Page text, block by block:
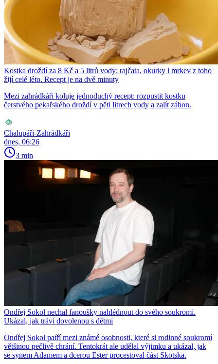
Kostka droždí za 8 Kč a 5 litrů vody: rajčata, okurky i mrkev z toho
žijí celé léto. Recept je na dvě minuty
Mezi zahrádkáři koluje jednoduchý recept: rozpustit kostku
čerstvého pekařského droždí v pěti litrech vody a zalít záhon.
Chalupáři-Zahrádkáři
dnes, 06:26
3 min
Ondřej Sokol nechal fanoušky nahlédnout do svého soukromí.
Ukázal, jak tráví dovolenou s dětmi
Ondřej Sokol patří mezi známé osobnosti, které si rodinné soukromí
většinou pečlivě chrání. Tentokrát ale udělal výjimku a ukázal, jak
se synem Adamem a dcerou Ester procestoval část Skotska.